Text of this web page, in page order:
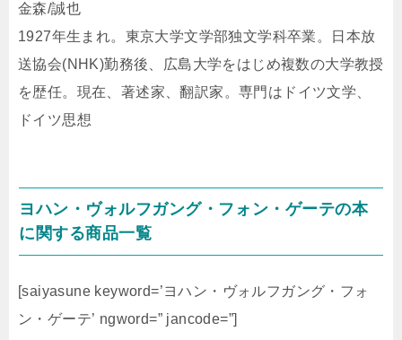
金森/誠也
1927年生まれ。東京大学文学部独文学科卒業。日本放
送協会(NHK)勤務後、広島大学をはじめ複数の大学教授
を歴任。現在、著述家、翻訳家。専門はドイツ文学、
ドイツ思想
ヨハン・ヴォルフガング・フォン・ゲーテの本
に関する商品一覧
[saiyasune keyword=’ヨハン・ヴォルフガング・フォ
ン・ゲーテ’ ngword=” jancode=”]